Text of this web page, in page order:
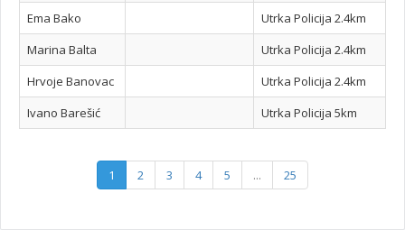
Ema Bako
Utrka Policija 2.4km
Marina Balta
Utrka Policija 2.4km
Hrvoje Banovac
Utrka Policija 2.4km
Ivano Barešić
Utrka Policija 5km
1 2 3 4 5 ... 25